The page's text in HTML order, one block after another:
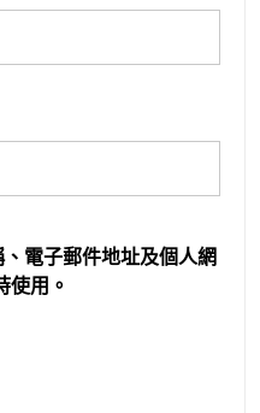
電子郵件地址及個人網
使用。